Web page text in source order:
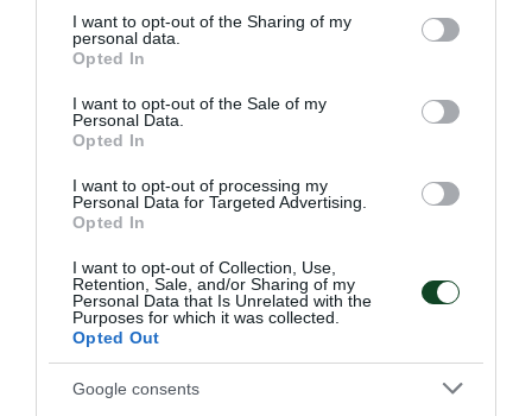
not limited to your visit or usage behaviour. You may click to
grant or deny consent to Google and its third-party tags to
use your data for below specified purposes in below Google
consent section.
I want to opt-out of the Sharing of my
personal data.
Opted In
I want to opt-out of the Sale of my
Personal Data.
Opted In
I want to opt-out of processing my
Personal Data for Targeted Advertising.
Opted In
I want to opt-out of Collection, Use,
Retention, Sale, and/or Sharing of my
Personal Data that Is Unrelated with the
Purposes for which it was collected.
Opted Out
Google consents
έναρξη της συνεργασίας του με τον προπονητή της
ανδρικής ομάδας πινγκ πονγκ Λευτέρη Μάκρα.
29.05.2026 ΠΙΝΓΚ ΠΟΝΓΚ ΑΝΔΡΩΝ
ΤΕΛΕΥΤΑΙΑ ΝΕΑ